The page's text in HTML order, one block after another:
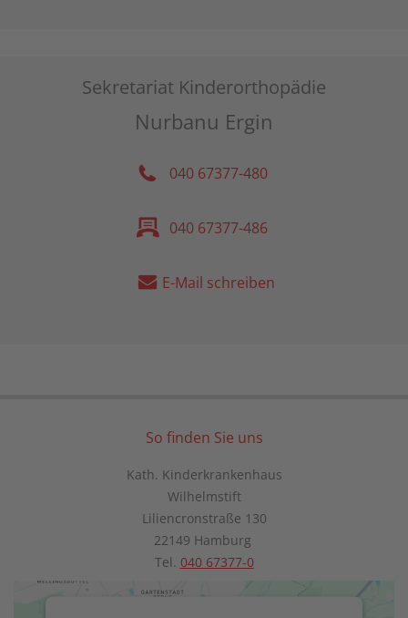
Sekretariat Kinderorthopädie
Nurbanu Ergin
040 67377-480
040 67377-486
E-Mail schreiben
So finden Sie uns
Kath. Kinderkrankenhaus
Wilhelmstift
Liliencronstraße 130
22149 Hamburg
Tel. 040 67377-0